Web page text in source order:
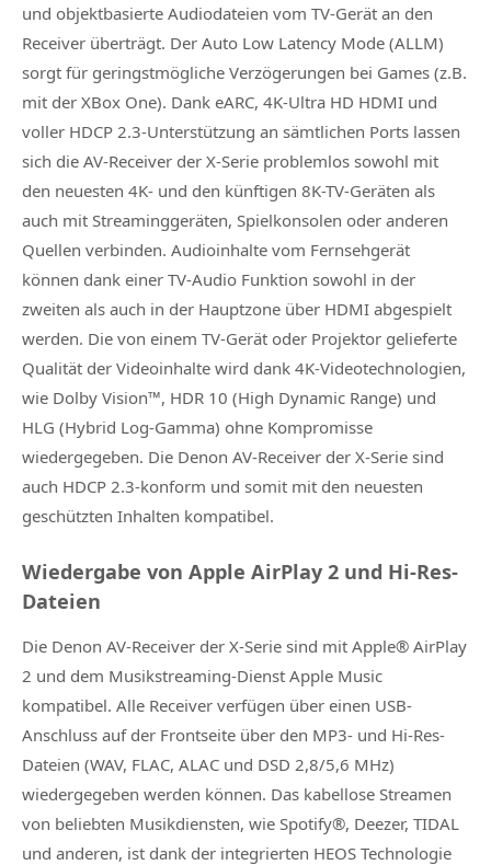
und objektbasierte Audiodateien vom TV-Gerät an den
Receiver überträgt. Der Auto Low Latency Mode (ALLM)
sorgt für geringstmögliche Verzögerungen bei Games (z.B.
mit der XBox One). Dank eARC, 4K-Ultra HD HDMI und
voller HDCP 2.3-Unterstützung an sämtlichen Ports lassen
sich die AV-Receiver der X-Serie problemlos sowohl mit
den neuesten 4K- und den künftigen 8K-TV-Geräten als
auch mit Streaminggeräten, Spielkonsolen oder anderen
Quellen verbinden. Audioinhalte vom Fernsehgerät
können dank einer TV-Audio Funktion sowohl in der
zweiten als auch in der Hauptzone über HDMI abgespielt
werden. Die von einem TV-Gerät oder Projektor gelieferte
Qualität der Videoinhalte wird dank 4K-Videotechnologien,
wie Dolby Vision™, HDR 10 (High Dynamic Range) und
HLG (Hybrid Log-Gamma) ohne Kompromisse
wiedergegeben. Die Denon AV-Receiver der X-Serie sind
auch HDCP 2.3-konform und somit mit den neuesten
geschützten Inhalten kompatibel.
Wiedergabe von Apple AirPlay 2 und Hi-Res-
Dateien
Die Denon AV-Receiver der X-Serie sind mit Apple® AirPlay
2 und dem Musikstreaming-Dienst Apple Music
kompatibel. Alle Receiver verfügen über einen USB-
Anschluss auf der Frontseite über den MP3- und Hi-Res-
Dateien (WAV, FLAC, ALAC und DSD 2,8/5,6 MHz)
wiedergegeben werden können. Das kabellose Streamen
von beliebten Musikdiensten, wie Spotify®, Deezer, TIDAL
und anderen, ist dank der integrierten HEOS Technologie